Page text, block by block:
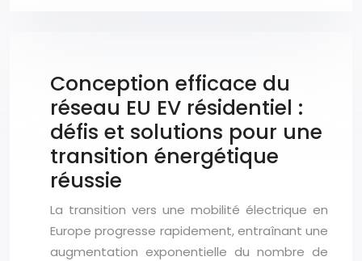
Conception efficace du
réseau EU EV résidentiel :
défis et solutions pour une
transition énergétique
réussie
La transition vers une mobilité électrique en
Europe progresse rapidement, entraînant une
augmentation exponentielle du nombre de